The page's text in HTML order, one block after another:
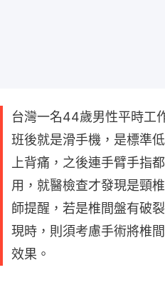
台灣一名44歲男性平時工
班後就是滑手機，是標準
上背痛，之後連手臂手指
用，就醫檢查才發現是頸
師提醒，若是椎間盤有破
現時，則須考慮手術將椎
效果。